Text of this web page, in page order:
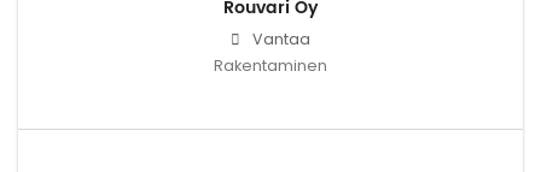
Rouvari Oy
Vantaa
Rakentaminen